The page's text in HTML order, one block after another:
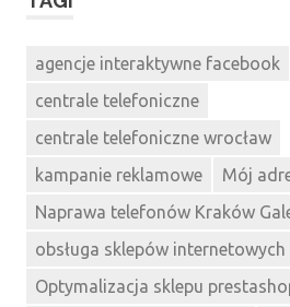
agencje interaktywne facebook
centrale telefoniczne
centrale telefoniczne wrocław
kampanie reklamowe
Mój
Naprawa telefonów Kraków
obsługa sklepów internetowych
Optymalizacja sklepu